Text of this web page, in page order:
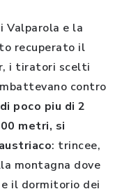
Valparola e la
recuperato il
i tiratori scelti
contro
poco piu di 2
metri, si
: trincee,
montagna dove
il dormitorio dei